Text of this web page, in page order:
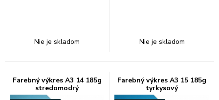
Nie je skladom Nie je skladom
Farebný výkres A3 14 185g
stredomodrý
Farebný výkres A3 15 185g
tyrkysový